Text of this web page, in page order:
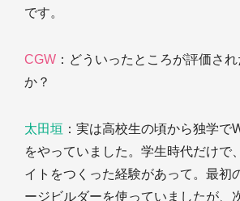
です。
CGW ：どういったところが評価さ
か？
太田垣 ：実は高校生の頃から独学で
をやっていました。学生時代だけで
イトをつくった経験があって。最初
ージビルダーを使っていましたが、